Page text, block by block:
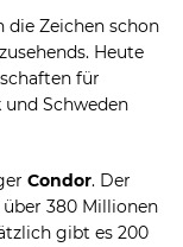
die Zeichen schon
Heute
für
Schweden
Condor. Der
380 Millionen
gibt es 200